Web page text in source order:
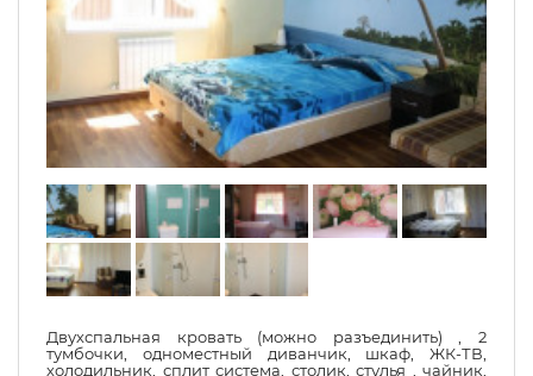
Двухспальная кровать (можно разъединить) , 2
тумбочки, одноместный диванчик, шкаф, ЖК-ТВ,
холодильник, сплит система, столик, стулья , чайник,